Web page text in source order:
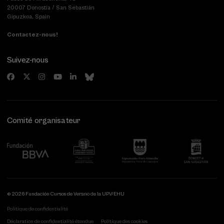
20007 Donostia / San Sebastián
Gipuzkoa, Spain
Contactez-nous!
Suivez-nous
Comité organisateur
© 2026 Fundación Cursos de Verano de la UPV/EHU
Politique de confidentialité
Déclaration de confidentialité étendue Politique des cookies